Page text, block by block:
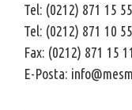
Tel: (0212) 871 15 55
Tel: (0212) 871 10 55
Fax: (0212) 871 15 11
E-Posta: